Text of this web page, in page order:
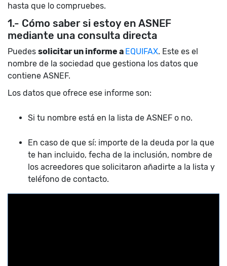
hasta que lo compruebes.
1.- Cómo saber si estoy en ASNEF
mediante una consulta directa
Puedes solicitar un informe a EQUIFAX. Este es el
nombre de la sociedad que gestiona los datos que
contiene ASNEF.
Los datos que ofrece ese informe son:
Si tu nombre está en la lista de ASNEF o no.
En caso de que sí: importe de la deuda por la que
te han incluido, fecha de la inclusión, nombre de
los acreedores que solicitaron añadirte a la lista y
teléfono de contacto.